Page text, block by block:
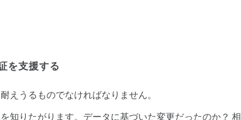
を支援する
えうるものでなければなりません。
知りたがります。データに基づいた変更だったのか？